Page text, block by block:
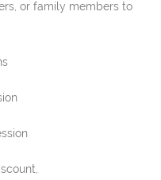
or family members to